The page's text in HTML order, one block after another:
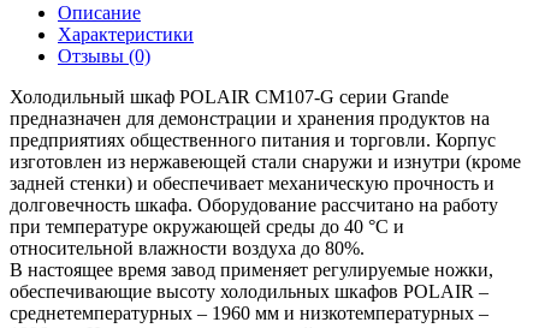
Описание
Характеристики
Отзывы (0)
Холодильный шкаф POLAIR CM107-G серии Grande
предназначен для демонстрации и хранения продуктов на
предприятиях общественного питания и торговли. Корпус
изготовлен из нержавеющей стали снаружи и изнутри (кроме
задней стенки) и обеспечивает механическую прочность и
долговечность шкафа. Оборудование рассчитано на работу
при температуре окружающей среды до 40 °С и
относительной влажности воздуха до 80%.
В настоящее время завод применяет регулируемые ножки,
обеспечивающие высоту холодильных шкафов POLAIR –
среднетемпературных – 1960 мм и низкотемпературных –